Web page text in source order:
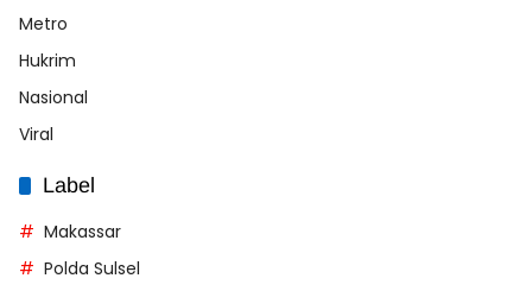
Metro
Hukrim
Nasional
Viral
Label
Makassar
Polda Sulsel